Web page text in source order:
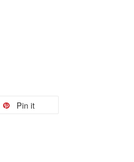
Pin it